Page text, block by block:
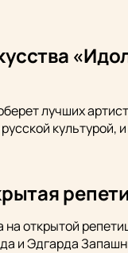
лучших
на открытой
и Эдгарда